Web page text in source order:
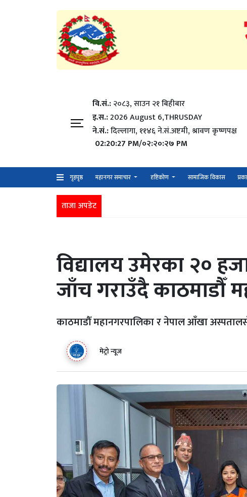
वि.सं.:२०८३, साउन २१ बिहीबार
इ.स.:2026 August 6,THRUSDAY
ने.सं.:दिल्लागा, ११४६ ने.सं.अष्टमी, श्रावण कृष्णपक्ष
02:20:28 PM/०२:२०:२८ PM
गृहपृष्ठ महानगर समाचार दृष्टिकोण सामाजिक विकास
ताजा अपडेट
विद्यालय उमेरका २०
जाँच गराउँदै काठमाडौँ
काठमाडौँ महानगरपालिका र नेपाल आँखा
मेट्रो न्यूज